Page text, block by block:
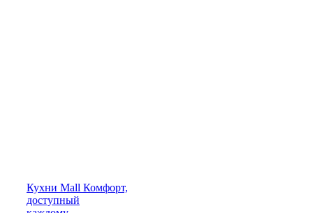
Кухни Mall Комфорт,
доступный